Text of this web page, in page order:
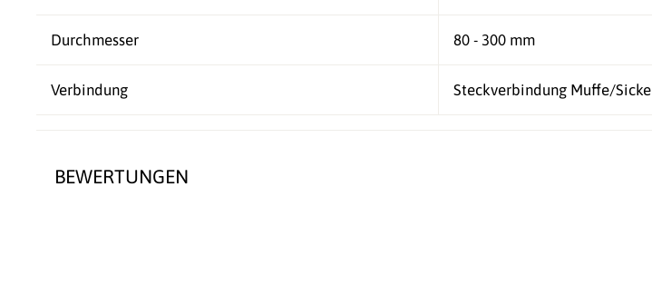
Durchmesser 80 - 300 mm
Verbindung Steckverbindung Muffe/Sicke
BEWERTUNGEN